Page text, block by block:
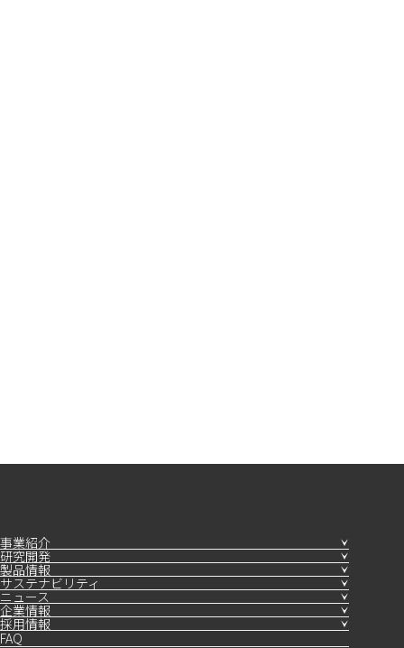
事業紹介
研究開発
製品情報
サステナビリティ
ニュース
企業情報
採用情報
FAQ